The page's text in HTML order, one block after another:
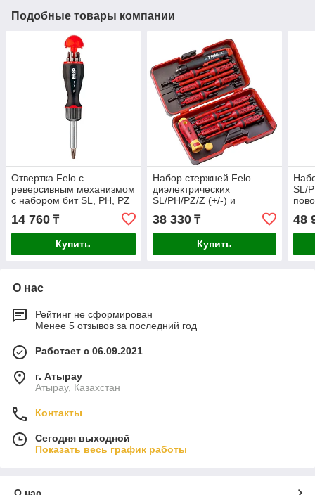
Подобные товары компании
Отвертка Felo с
реверсивным механизмом
с набором бит SL, PH, PZ
8шт. 37400405
14 760 ₸
Купить
Набор стержней Felo
диэлектрических
SL/PH/PZ/Z (+/-) и
рукоятка E-SMART
06391316
38 330₸
Купить
SL/
48
О нас
Рейтинг не сформирован
Менее 5 отзывов за последний год
Работает с 06.09.2021
г. Атырау
Атырау, Казахстан
Контакты
Сегодня выходной
Показать весь график работы